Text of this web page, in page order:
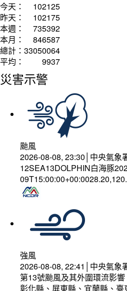
今天：
102125
昨天：
102175
本週：
735392
本月：
846587
總計： 33050064
平均：
9937
災害示警
颱風
2026-08-08, 23:30│中央氣象
12SEA13DOLPHIN白海豚
強風
2026-08-08, 22:41│中央氣象
第13號颱風及其外圍環流影
彰化縣、屏東縣、宜蘭縣、